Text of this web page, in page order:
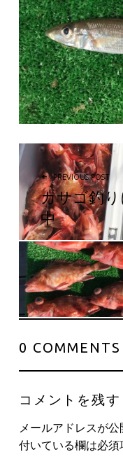
投稿ナビゲーション
PREVIOUS POST
カサゴ釣
中
0
コメントを残す
メールアドレスが公
付いている欄は必須